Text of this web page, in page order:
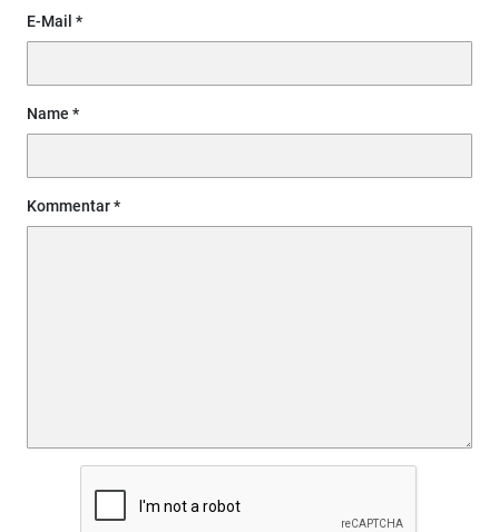
E-Mail
Name
Kommentar